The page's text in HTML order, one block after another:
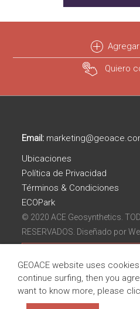
Quiero
Email:
Ubicaciones
Política de Privacidad
Términos & Condiciones
ECOPark
© 2020 ACE Geosynthetics.
RESERVADOS. Diseñado por
GEOACE website uses
continue surfing, then you
want to know more, please